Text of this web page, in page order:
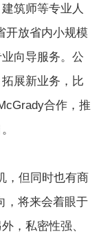
筑师等专业人
开放省内小规模
向导服务。公
展新业务，比
合作，推
但同时也有商
，将来会着眼于
，私密性强、